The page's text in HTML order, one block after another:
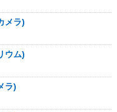
メラ)
ウム)
ラ)